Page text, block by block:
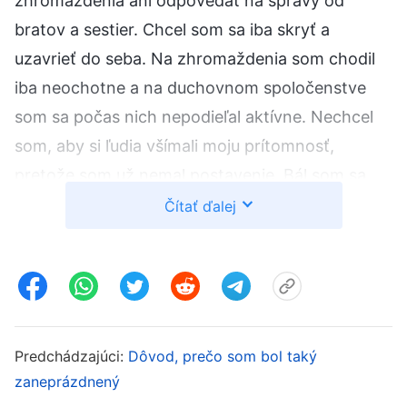
bratov a sestier. Chcel som sa iba skryť a
uzavrieť do seba. Na zhromaždenia som chodil
iba neochotne a na duchovnom spoločenstve
som sa počas nich nepodieľal aktívne. Nechcel
som, aby si ľudia všímali moju prítomnosť,
že si ma bratia a sestry budú pamätať len ako
modliť, a keď som sa predsa len modlil, tak som
povedať. Vo svojej povinnosti som nebol aktívny
a niekedy som v srdci nevedel nájsť pokoj a
Čítať ďalej
Predchádzajúci: Dôvod, prečo som bol taký
zaneprázdnený